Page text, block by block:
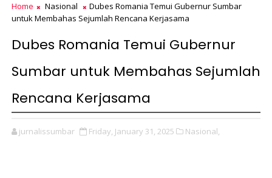
Home Nasional
Dubes Romania Temui Gubernur Sumbar
untuk Membahas Sejumlah Rencana Kerjasama
Dubes Romania Temui Gubernur
Sumbar untuk Membahas Sejumlah
Rencana Kerjasama
jurnalissumbar Friday, January 31, 2025 Nasional,